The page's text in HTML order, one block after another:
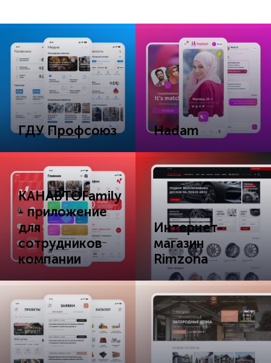
ГДУ Профсоюз Hadam
КАНАВТОFamily
- приложение
для
сотрудников
компании
Интернет-
магазин
Rimzona